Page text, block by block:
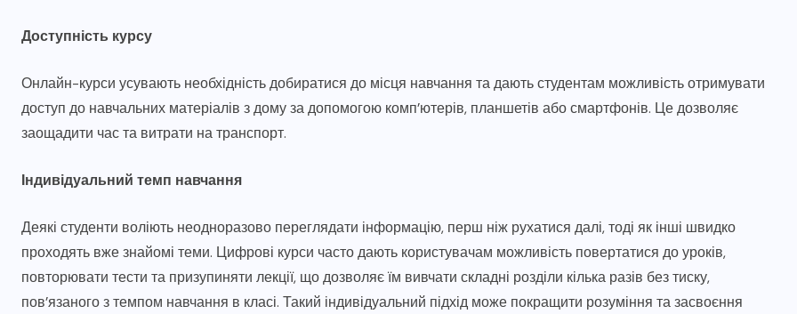
Доступність курсу
Онлайн-курси усувають необхідність добиратися до місця навчання та дають студентам можливість отримувати
доступ до навчальних матеріалів з дому за допомогою комп’ютерів, планшетів або смартфонів. Це дозволяє
заощадити час та витрати на транспорт.
Індивідуальний темп навчання
Деякі студенти воліють неодноразово переглядати інформацію, перш ніж рухатися далі, тоді як інші швидко
проходять вже знайомі теми. Цифрові курси часто дають користувачам можливість повертатися до уроків,
повторювати тести та призупиняти лекції, що дозволяє їм вивчати складні розділи кілька разів без тиску,
пов’язаного з темпом навчання в класі. Такий індивідуальний підхід може покращити розуміння та засвоєння